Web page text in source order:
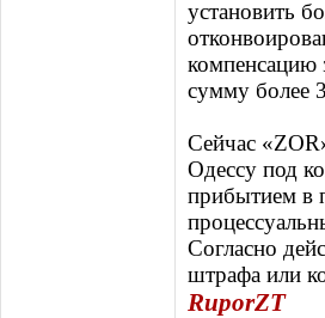
установить
компенсацию
сумму более
Сейчас
Одессу под
прибытием в
Согласно
штрафа или
RuporZT